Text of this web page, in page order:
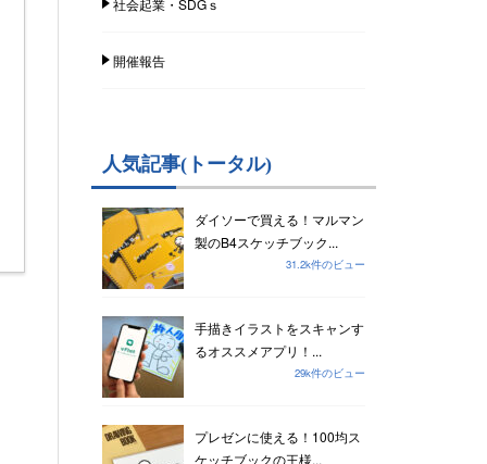
開催報告
人気記事(トータル)
ダイソーで買える！マルマン
製のB4スケッチブック...
31.2k件のビュー
手描きイラストをスキャンす
るオススメアプリ！...
29k件のビュー
プレゼンに使える！100均ス
ケッチブックの王様...